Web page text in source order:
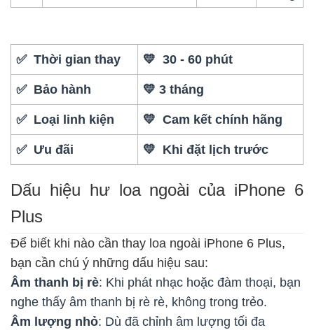
✅ Thời gian thay 💛 30 - 60 phút
✅ Bảo hành 💛 3 tháng
✅ Loại linh kiện 💛 Cam kết chính hãng
✅ Ưu đãi 💛 Khi đặt lịch trước
Dấu hiệu hư loa ngoài của iPhone 6
Plus
Để biết khi nào cần thay loa ngoài iPhone 6 Plus,
bạn cần chú ý những dấu hiệu sau:
Âm thanh bị rè: Khi phát nhạc hoặc đàm thoại, bạn
nghe thấy âm thanh bị rè rè, không trong trẻo.
Âm lượng nhỏ: Dù đã chỉnh âm lượng tối đa